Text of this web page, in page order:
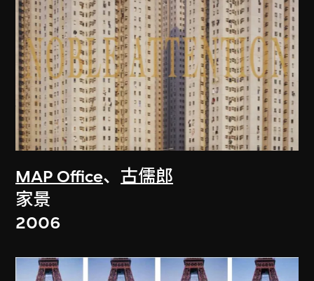
MAP Office、 古儒郎
家景
2006